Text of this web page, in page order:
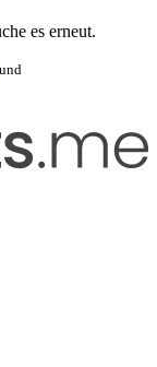
es erneut.
und